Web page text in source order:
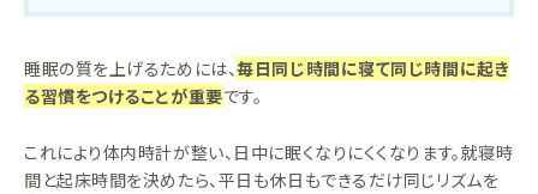
睡眠の質を上げるためには、毎日同じ時間に寝て同じ時間に起き
る習慣をつけることが重要です。
これにより体内時計が整い、日中に眠くなりにくくなります。就寝時
間と起床時間を決めたら、平日も休日もできるだけ同じリズムを